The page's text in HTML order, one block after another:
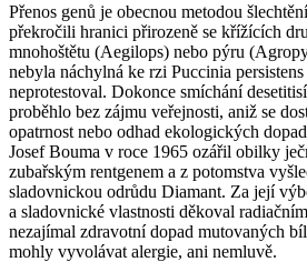
Přenos genů je obecnou metodou
překročili hranici přirozeně se křížících
mnohoštětu (Aegilops) nebo pýru (
nebyla náchylná ke rzi Puccinia persistens
neprotestoval. Dokonce smíchání
proběhlo bez zájmu veřejnosti, aniž se
opatrnost nebo odhad ekologických
Josef Bouma v roce 1965 ozářil obilky
zubařským rentgenem a z potomstva
sladovnickou odrůdu Diamant. Za její
a sladovnické vlastnosti děkoval
nezajímal zdravotní dopad mutovaných
mohly vyvolávat alergie, ani nemluvě.